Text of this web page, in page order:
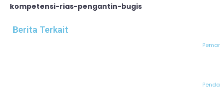
kompetensi-rias-pengantin-bugis
Berita Terkait